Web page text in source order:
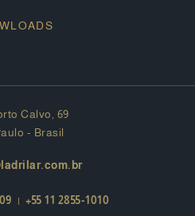
Calvo, 69
- Brasil
| +55 11 2855-1010